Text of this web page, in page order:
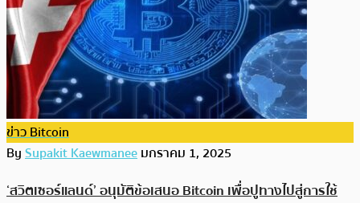
ข่าว Bitcoin
BySupakit Kaewmaneeมกราคม 1, 2025
‘สวิตเซอร์แลนด์’ อนุมัติข้อเสนอ Bitcoin เพื่อปูทางไปสู่การใช้